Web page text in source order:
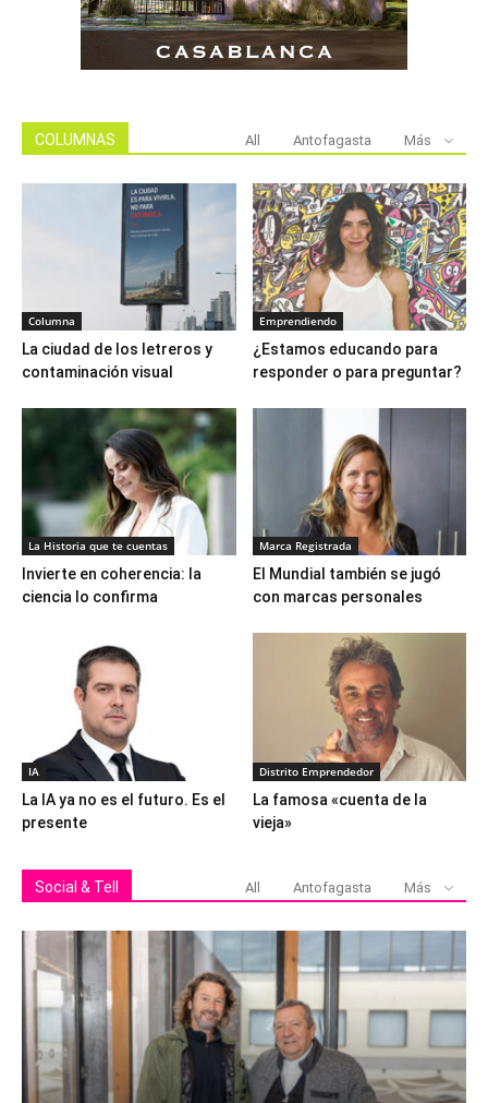
COLUMNAS All Antofagasta Más
Columna
La ciudad de los letreros y
contaminación visual
Emprendiendo
¿Estamos educando para
responder o para preguntar?
La Historia que te cuentas
Invierte en coherencia: la
ciencia lo confirma
Marca Registrada
El Mundial también se jugó
con marcas personales
IA
La IA ya no es el futuro. Es el
presente
Distrito Emprendedor
La famosa «cuenta de la
vieja»
Social & Tell All Antofagasta Más